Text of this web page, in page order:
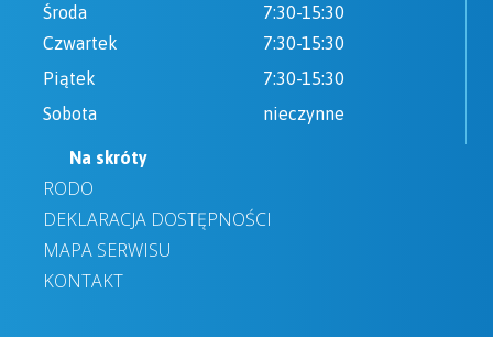
Środa
7:30-15:30
Czwartek
7:30-15:30
Piątek
7:30-15:30
Sobota
nieczynne
Na skróty
RODO
DEKLARACJA DOSTĘPNOŚCI
MAPA SERWISU
KONTAKT